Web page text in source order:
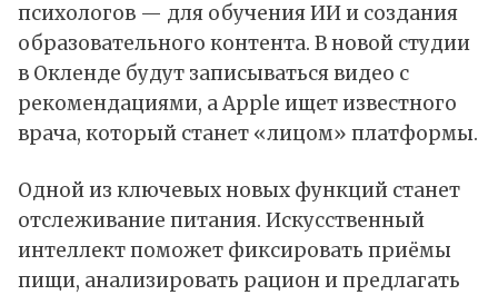
психологов — для обучения ИИ и создания
образовательного контента. В новой студии
в Окленде будут записываться видео с
рекомендациями, аApple ищет известного
врача, который станет «лицом» платформы.
Одной из ключевых новых функций станет
отслеживание питания. Искусственный
интеллект поможет фиксировать приёмы
пищи, анализировать рацион и предлагать